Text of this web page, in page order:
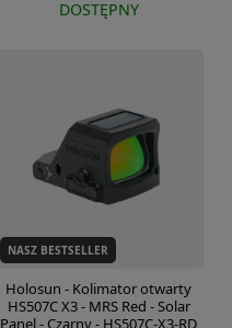
DOSTĘPNY
NASZ BESTSELLER
Holosun - Kolimator otwarty
HS507C X3 - MRS Red - Solar
Panel - Czarny - HS507C-X3-RD